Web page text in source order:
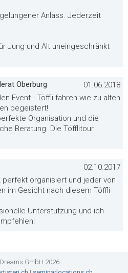
Anlass. Jederzeit
Jung und Alt uneingeschränkt
Oberburg
01.06.2018
Event - Töffli fahren wie zu alten
begeistert!
Organisation und die
Beratung. Die Töfflitour
02.10.2017
perfekt organisiert und jeder von
im Gesicht nach diesem Töffli
Unterstützung und ich
GmbH 2026